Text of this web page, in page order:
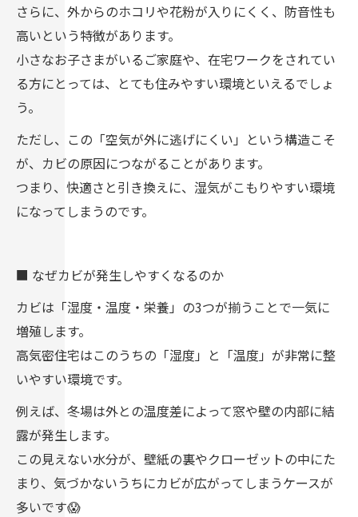
さらに、外からのホコリや花粉が入りにくく、防音性も
高いという特徴があります。
小さなお子さまがいるご家庭や、在宅ワークをされてい
る方にとっては、とても住みやすい環境といえるでしょ
う。
ただし、この「空気が外に逃げにくい」という構造こそ
が、カビの原因につながることがあります。
つまり、快適さと引き換えに、湿気がこもりやすい環境
になってしまうのです。
■ なぜカビが発生しやすくなるのか
カビは「湿度・温度・栄養」の3つが揃うことで一気に
増殖します。
高気密住宅はこのうちの「湿度」と「温度」が非常に整
いやすい環境です。
例えば、冬場は外との温度差によって窓や壁の内部に結
露が発生します。
この見えない水分が、壁紙の裏やクローゼットの中にた
まり、気づかないうちにカビが広がってしまうケースが
多いです😱